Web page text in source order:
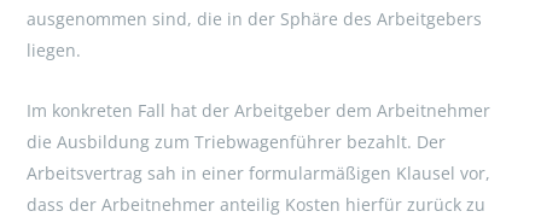
ausgenommen sind, die in der Sphäre des Arbeitgebers
liegen.
Im konkreten Fall hat der Arbeitgeber dem Arbeitnehmer
die Ausbildung zum Triebwagenführer bezahlt. Der
Arbeitsvertrag sah in einer formularmäßigen Klausel vor,
dass der Arbeitnehmer anteilig Kosten hierfür zurück zu